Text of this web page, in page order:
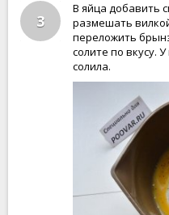
3
В яйца добавить
размешать
переложить
солите по вкусу.
солила.